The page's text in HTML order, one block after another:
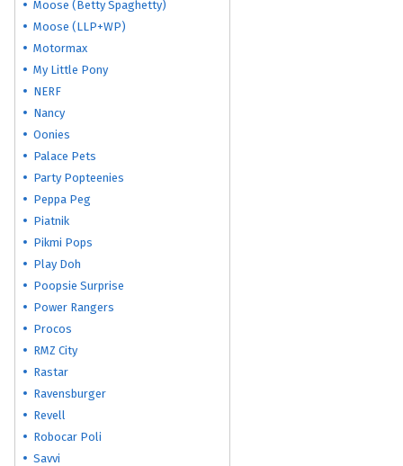
Moose (Betty Spaghetty)
Moose (LLP+WP)
Motormax
My Little Pony
NERF
Nancy
Oonies
Palace Pets
Party Popteenies
Peppa Peg
Piatnik
Pikmi Pops
Play Doh
Poopsie Surprise
Power Rangers
Procos
RMZ City
Rastar
Ravensburger
Revell
Robocar Poli
Savvi